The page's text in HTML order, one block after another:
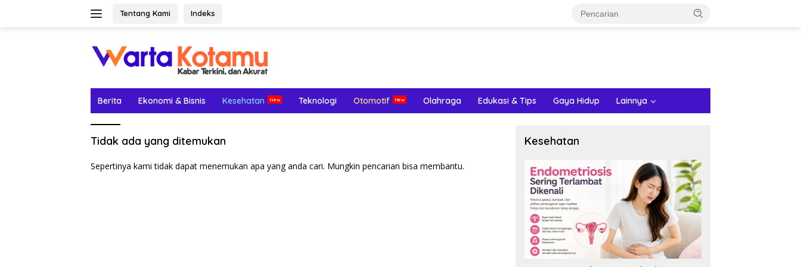
Tentang Kami Indeks
Berita Ekonomi & Bisnis Kesehatan Teknologi Otomotif Olahraga Edukasi & Tips Gaya Hidup Lainnya
Tidak ada yang ditemukan
Sepertinya kami tidak dapat menemukan apa yang anda cari. Mungkin pencarian bisa membantu.
Kesehatan